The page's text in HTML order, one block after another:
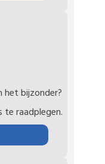
het bijzonder?
te raadplegen.